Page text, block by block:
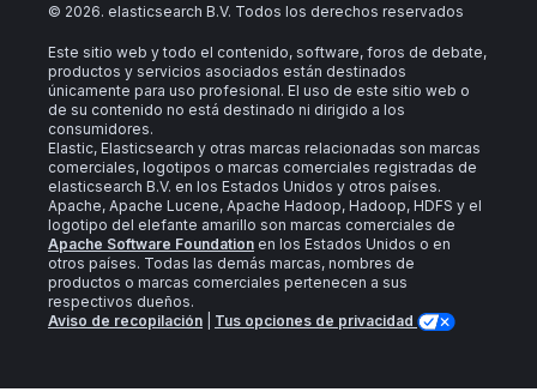
© 2026. elasticsearch B.V. Todos los derechos reservados
Este sitio web y todo el contenido, software, foros de debate,
productos y servicios asociados están destinados
únicamente para uso profesional. El uso de este sitio web o
de su contenido no está destinado ni dirigido a los
consumidores.
Elastic, Elasticsearch y otras marcas relacionadas son marcas
comerciales, logotipos o marcas comerciales registradas de
elasticsearch B.V. en los Estados Unidos y otros países.
Apache, Apache Lucene, Apache Hadoop, Hadoop, HDFS y el
logotipo del elefante amarillo son marcas comerciales de
Apache Software Foundation en los Estados Unidos o en
otros países. Todas las demás marcas, nombres de
productos o marcas comerciales pertenecen a sus
respectivos dueños.
Aviso de recopilación
Tus opciones de privacidad